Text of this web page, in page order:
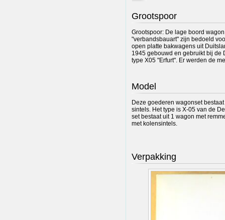
Grootspoor
Grootspoor: De lage boord
"verbandsbauart" zijn bedoeld
open platte bakwagens uit
1945 gebouwd en gebruikt bij de
type X05 "Erfurt". Er werden de
Model
Deze goederen wagonset
sintels. Het type is X-05 van de
set bestaat uit 1 wagon met
met kolensintels.
Verpakking